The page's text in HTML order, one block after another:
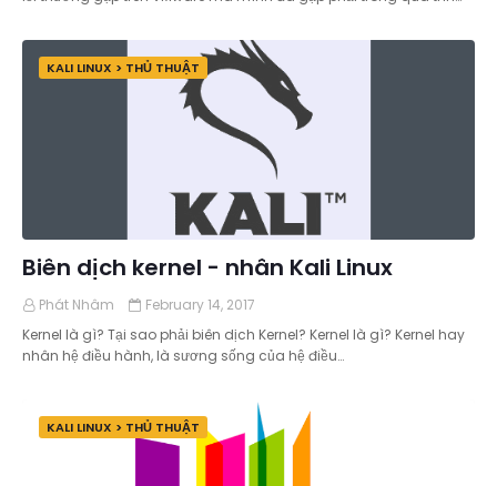
KALI LINUX > THỦ THUẬT
Biên dịch kernel - nhân Kali Linux
Phát Nhâm
February 14, 2017
Kernel là gì? Tại sao phải biên dịch Kernel? Kernel là gì? Kernel hay
nhân hệ điều hành, là sương sống của hệ điều…
KALI LINUX > THỦ THUẬT